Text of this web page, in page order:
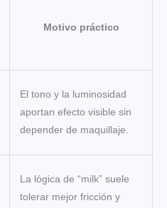
Motivo práctico
El tono y la luminosidad
aportan efecto visible sin
depender de maquillaje.
La lógica de “milk” suele
tolerar mejor fricción y